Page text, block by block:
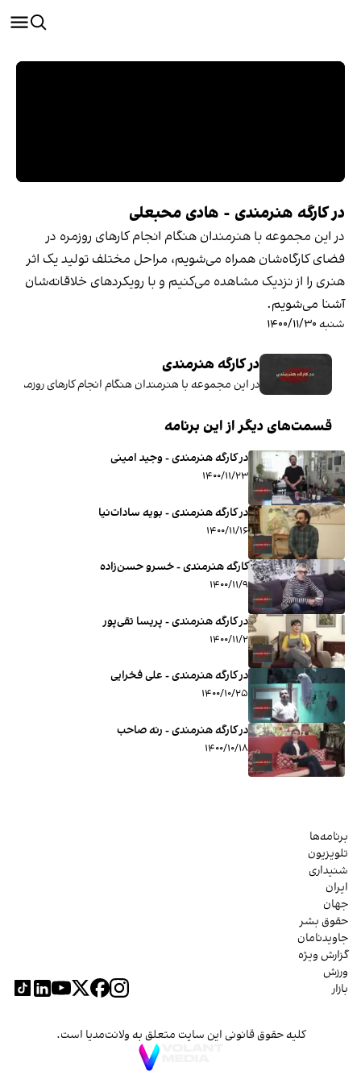
در کارگه هنرمندی - هادی محبعلی
در این مجموعه با هنرمندان هنگام انجام کارهای روزمره در
فضای کارگاه‌شان همراه می‌شویم، مراحل مختلف تولید یک اثر
هنری را از نزدیک مشاهده می‌کنیم و با رویکردهای خلاقانه‌شان
آشنا می‌شویم.
شنبه ۱۴۰۰/۱۱/۳۰
در کارگه هنرمندی
در این مجموعه با هنرمندان هنگام انجام کارهای
قسمت‌های دیگر از این برنامه
در کارگه هنرمندی - وجید امینی
۱۴۰۰/۱۱/۲۳
در کارگه هنرمندی - بویه سادات‌نیا
۱۴۰۰/۱۱/۱۶
کارگه هنرمندی - خسرو حسن‌زاده
۱۴۰۰/۱۱/۹
در کارگه هنرمندی - پریسا تقی‌پور
۱۴۰۰/۱۱/۲
در کارگه هنرمندی - علی فخرایی
۱۴۰۰/۱۰/۲۵
در کارگه هنرمندی - رنه صاحب
۱۴۰۰/۱۰/۱۸
برنامه‌ها
تلویزیون
شنیداری
ایران
جهان
حقوق بشر
جاویدنامان
گزارش ویژه
ورزش
بازار
کلیه حقوق قانونی این سایت متعلق به ولانت‌مدیا است.